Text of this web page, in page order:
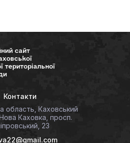
сайт
територіальної
Контакти
область, Каховський
Каховка, просп.
23